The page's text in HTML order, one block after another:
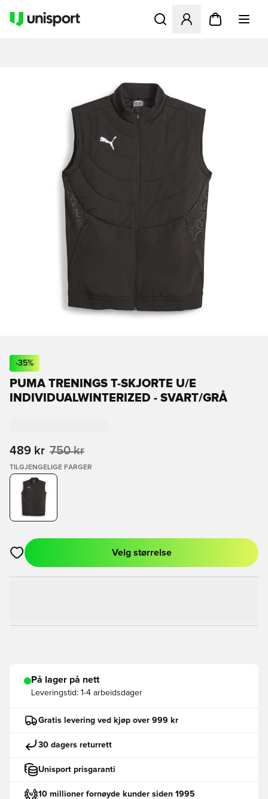
Åpner en Modal for å
-35%
PUMA TRENINGS T-SKJORTE U/E
INDIVIDUALWINTERIZED - SVART/GRÅ
489 kr 750 kr
TILGJENGELIGE FARGER
Åpner en Modal for å logge inn eller registrere deg som
Velg størrelse
På lager på nett
Leveringstid: 1-4 arbeidsdager
Gratis levering ved kjøp over 999 kr
30 dagers returrett
Unisport prisgaranti
10 millioner fornøyde kunder siden 1995